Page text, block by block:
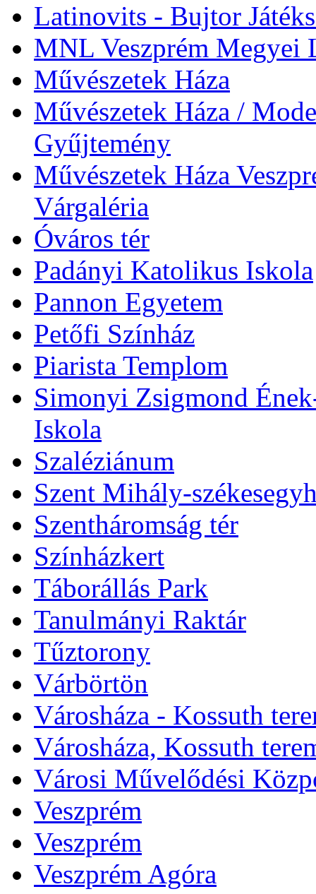
Latinovits - Bujtor
MNL Veszprém Megyei
Művészetek Háza
Művészetek Háza /
Gyűjtemény
Művészetek Háza
Várgaléria
Óváros tér
Padányi Katolikus Iskola
Pannon Egyetem
Petőfi Színház
Piarista Templom
Simonyi Zsigmond
Iskola
Szaléziánum
Szent Mihály-
Szentháromság tér
Színházkert
Táborállás Park
Tanulmányi Raktár
Tűztorony
Várbörtön
Városháza - Kossuth
Városháza, Kossuth
Városi Művelődési
Veszprém
Veszprém
Veszprém Agóra